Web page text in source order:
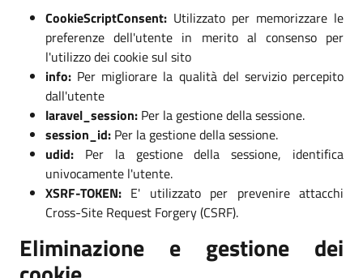
CookieScriptConsent: Utilizzato per memorizzare le
preferenze dell'utente in merito al consenso per
l'utilizzo dei cookie sul sito
info: Per migliorare la qualità del servizio percepito
dall'utente
laravel_session: Per la gestione della sessione.
session_id: Per la gestione della sessione.
udid: Per la gestione della sessione, identifica
univocamente l'utente.
XSRF-TOKEN: E' utilizzato per prevenire attacchi
Cross-Site Request Forgery (CSRF).
Eliminazione e gestione dei